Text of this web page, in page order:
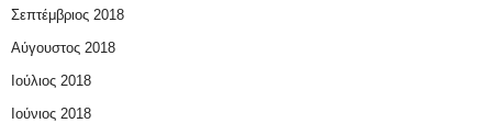
Σεπτέμβριος 2018
Αύγουστος 2018
Ιούλιος 2018
Ιούνιος 2018